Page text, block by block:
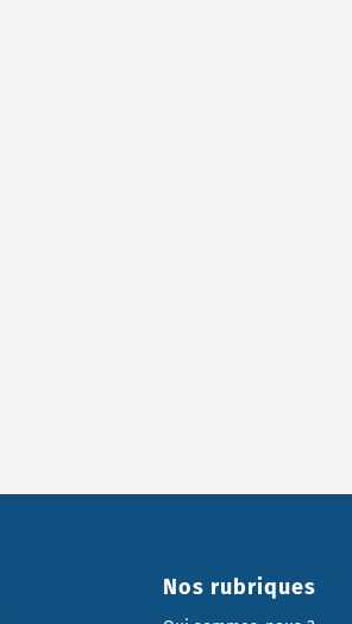
Nos rubriques